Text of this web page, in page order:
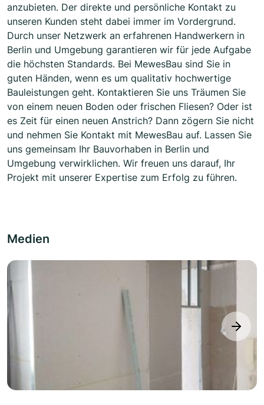
anzubieten. Der direkte und persönliche Kontakt zu
unseren Kunden steht dabei immer im Vordergrund.
Durch unser Netzwerk an erfahrenen Handwerkern in
Berlin und Umgebung garantieren wir für jede Aufgabe
die höchsten Standards. Bei MewesBau sind Sie in
guten Händen, wenn es um qualitativ hochwertige
Bauleistungen geht. Kontaktieren Sie uns Träumen Sie
von einem neuen Boden oder frischen Fliesen? Oder ist
es Zeit für einen neuen Anstrich? Dann zögern Sie nicht
und nehmen Sie Kontakt mit MewesBau auf. Lassen Sie
uns gemeinsam Ihr Bauvorhaben in Berlin und
Umgebung verwirklichen. Wir freuen uns darauf, Ihr
Projekt mit unserer Expertise zum Erfolg zu führen.
Medien
next